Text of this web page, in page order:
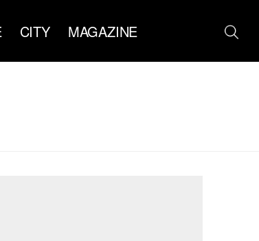
CITY MAGAZINE